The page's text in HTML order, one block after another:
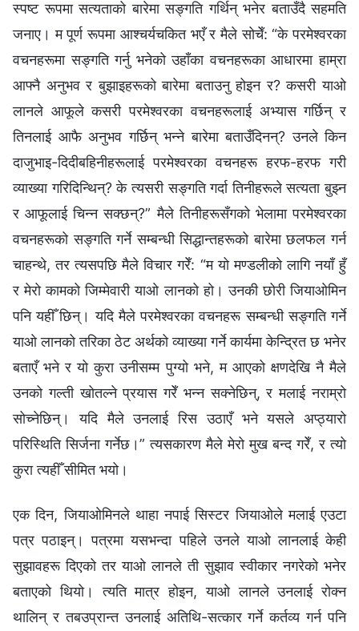
स्पष्ट रूपमा सत्यताको बारेमा सङ्गति गर्थिन् भनेर बताउँदै सहमति
जनाए। म पूर्ण रूपमा आश्‍चर्यचकित भएँ र मैले सोचेँ: “के परमेश्‍वरका
वचनहरूमा सङ्गति गर्नु भनेको उहाँका वचनहरूका आधारमा हाम्रा
आफ्‍नै अनुभव र बुझाइहरूको बारेमा बताउनु होइन र? कसरी याओ
लानले आफूले कसरी परमेश्‍वरका वचनहरूलाई अभ्यास गर्छिन् र
तिनलाई आफै अनुभव गर्छिन् भन्‍ने बारेमा बताउँदिनन्? उनले किन
दाजुभाइ-दिदीबहिनीहरूलाई परमेश्‍वरका वचनहरू हरफ-हरफ गरी
व्याख्या गरिदिन्थिन्? के त्यसरी सङ्गति गर्दा तिनीहरूले सत्यता बुझ्‍न
र आफूलाई चिन्‍न सक्छन्?” मैले तिनीहरूसँगको भेलामा परमेश्‍वरका
वचनहरूको सङ्गति गर्ने सम्‍बन्धी सिद्धान्तहरूको बारेमा छलफल गर्न
चाहन्थे, तर त्यसपछि मैले विचार गरेँ: “म यो मण्डलीको लागि नयाँ हुँ
र मेरो कामको जिम्मेवारी याओ लानको हो। उनकी छोरी जियाओमिन
पनि यहीँ छिन्। यदि मैले परमेश्‍वरका वचनहरू सम्‍बन्धी सङ्गति गर्ने
याओ लानको तरिका ठेट अर्थको व्याख्या गर्ने कार्यमा केन्द्रित छ भनेर
बताएँ भने र यो कुरा उनीसम्म पुग्यो भने, म आएको क्षणदेखि नै मैले
उनको गल्ती खोतल्ने प्रयास गरेँ भन्न सक्नेछिन्, र मलाई नराम्रो
सोच्‍नेछिन्। यदि मैले उनलाई रिस उठाएँ भने यसले अप्ठ्यारो
परिस्थिति सिर्जना गर्नेछ।” त्यसकारण मैले मेरो मुख बन्द गरेँ, र त्यो
कुरा त्यहीँ सीमित भयो।
एक दिन, जियाओमिनले थाहा नपाई सिस्टर जियाओले मलाई एउटा
पत्र पठाइन्। पत्रमा यसभन्दा पहिले उनले याओ लानलाई केही
सुझावहरू दिएको तर याओ लानले ती सुझाव स्वीकार नगरेको भनेर
बताएको थियो। त्यति मात्र होइन, याओ लानले उनलाई रोक्न
थालिन् र तबउप्रान्त उनलाई अतिथि-सत्कार गर्ने कर्तव्य गर्न पनि